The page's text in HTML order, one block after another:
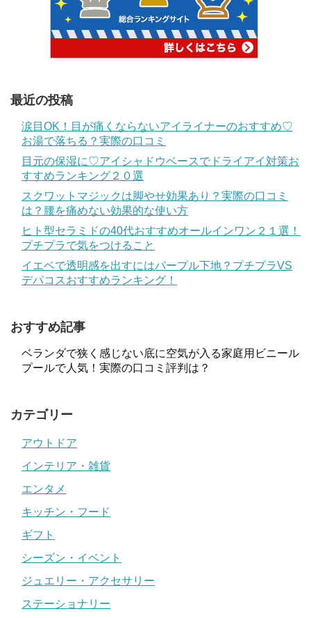
最近の投稿
涙目OK！目が痛くならないアイライナーのおすすめ♡
お湯で落ちる？実際の口コミ
目元の保湿に♡アイシャドウベースでドライアイ対策お
すすめランキング２０選
スクワットマジックは脚やせ効果あり？実際の口コミ
は？腰を痛めない効果的な使い方
ヒト型セラミドの40代おすすめオールインワン２１選！
プチプラで気をつけること
イエベで透明感を出すにはパープル下地？プチプラVS
デパコスおすすめランキング！
おすすめ記事
ベランダで狭く感じない底に空気が入る家庭用ビニール
プールで人気！実際の口コミ評判は？
カテゴリー
アウトドア
インテリア・雑貨
エンタメ
キッチン・フード
ギフト
シーズン・イベント
ジュエリー・アクセサリー
ステーショナリー